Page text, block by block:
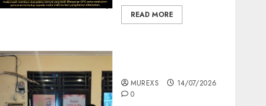
READ MORE
MUREXS
14/07/2026
0